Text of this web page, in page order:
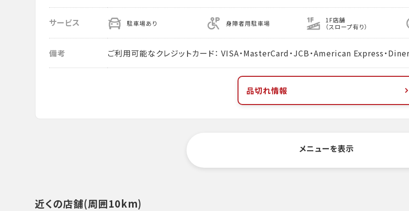
サービス 駐車場あり 身障者用駐車場 1F店舗
（スロープ有り）
備考 ご利用可能なクレジットカード： VISA・MasterCard・JCB・American Express・
品切れ情報
メニューを表示
近くの店舗(周囲10km)